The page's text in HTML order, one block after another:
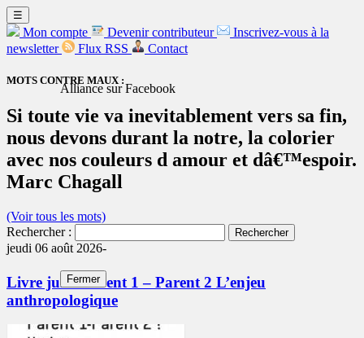
☰
Mon compte Devenir contributeur
Inscrivez-vous à la
newsletter
Flux RSS Contact
MOTS CONTRE MAUX :
Si toute vie va inevitablement vers sa fin,
nous devons durant la notre, la colorier
avec nos couleurs d amour et dâ€™espoir.
Marc Chagall
(Voir tous les mots)
Rechercher :
jeudi 06 août 2026-
Livre juif : Parent 1 – Parent 2 L’enjeu
anthropologique
Alliance sur Facebook
Fermer